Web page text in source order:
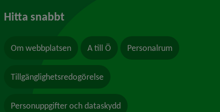
Hitta snabbt
Om webbplatsen A till Ö Personalrum
Tillgänglighetsredogörelse
Personuppgifter och dataskydd